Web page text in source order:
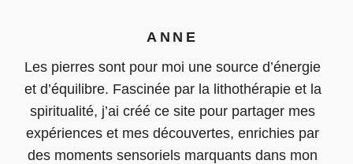
ANNE
Les pierres sont pour moi une source d’énergie
et d’équilibre. Fascinée par la lithothérapie et la
spiritualité, j’ai créé ce site pour partager mes
expériences et mes découvertes, enrichies par
des moments sensoriels marquants dans mon